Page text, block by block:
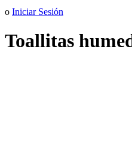
o Iniciar Sesión
Toallitas